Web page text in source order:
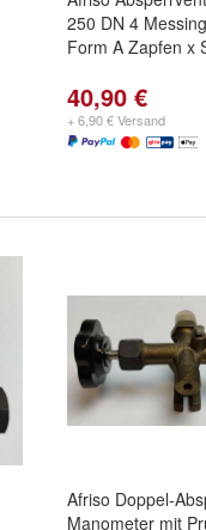
250 DN 4
Form A Zapfen x
40,90 €
+ 6,90 € Versand
Afriso Doppel-
Manometer mit